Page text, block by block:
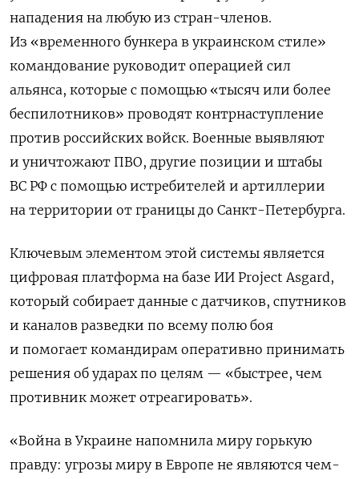
нападения на любую из стран-членов.
Из «временного бункера в украинском стиле»
командование руководит операцией сил
альянса, которые с помощью «тысяч или более
беспилотников» проводят контрнаступление
против российских войск. Военные выявляют
и уничтожают ПВО, другие позиции и штабы
ВС РФ с помощью истребителей и артиллерии
на территории от границы до Санкт-Петербурга.
Ключевым элементом этой системы является
цифровая платформа на базе ИИ Project Asgard,
который собирает данные с датчиков, спутников
и каналов разведки по всему полю боя
и помогает командирам оперативно принимать
решения об ударах по целям — «быстрее, чем
противник может отреагировать».
«Война в Украине напомнила миру горькую
правду: угрозы миру в Европе не являются чем-